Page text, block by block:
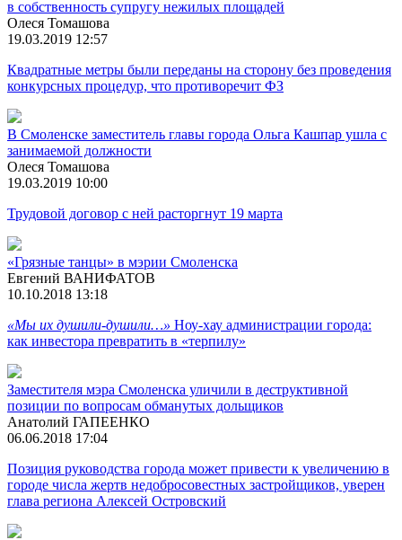
в собственность супругу нежилых площадей
Олеся Томашова
19.03.2019 12:57
Квадратные метры были переданы на сторону без проведения
конкурсных процедур, что противоречит ФЗ
В Смоленске заместитель главы города Ольга Кашпар ушла с
занимаемой должности
Олеся Томашова
19.03.2019 10:00
Трудовой договор с ней расторгнут 19 марта
«Грязные танцы» в мэрии Смоленска
Евгений ВАНИФАТОВ
10.10.2018 13:18
«Мы их душили-душили…» Ноу-хау администрации города:
как инвестора превратить в «терпилу»
Заместителя мэра Смоленска уличили в деструктивной
позиции по вопросам обманутых дольщиков
Анатолий ГАПЕЕНКО
06.06.2018 17:04
Позиция руководства города может привести к увеличению в
городе числа жертв недобросовестных застройщиков, уверен
глава региона Алексей Островский